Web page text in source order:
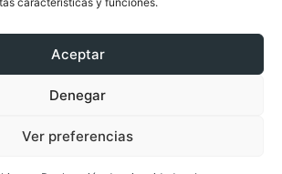
Aceptar
Denegar
Ver preferencias
SÍGUENOS